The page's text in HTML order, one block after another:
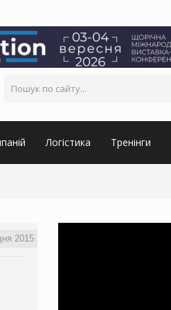
Логістика Тренінги
2015